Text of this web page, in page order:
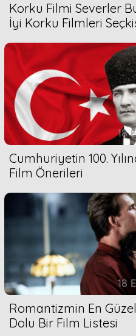
Korku Filmi Severler
İyi Korku Filmleri
18
Cumhuriyetin 100.
Film Önerileri
18
Romantizmin En
Dolu Bir Film Listesi